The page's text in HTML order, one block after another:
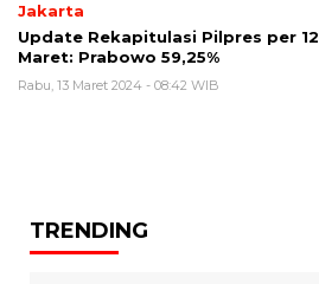
Jakarta
Update Rekapitulasi Pilpres per 12
Maret: Prabowo 59,25%
Rabu, 13 Maret 2024 - 08:42 WIB
TRENDING